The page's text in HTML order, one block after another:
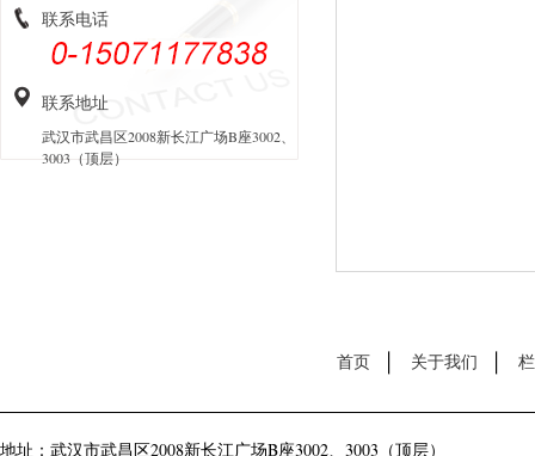
联系电话
联系地址
武汉市武昌区2008新长江广场B座3002、
3003（顶层）
首页 关于我们
地址：武汉市武昌区2008新长江广场B座3002、3003（顶层）